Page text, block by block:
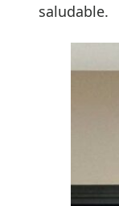
saludable.